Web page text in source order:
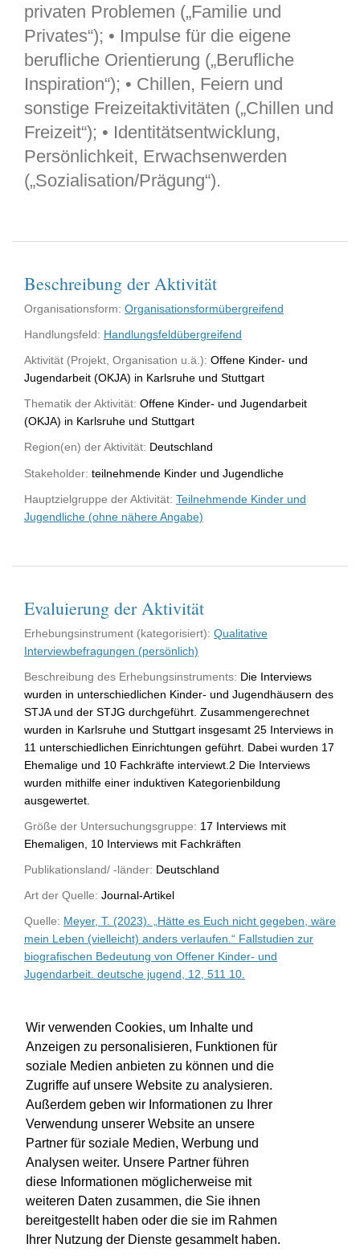
Wir verwenden Cookies, um Inhalte und
Anzeigen zu personalisieren, Funktionen für
soziale Medien anbieten zu können und die
Zugriffe auf unsere Website zu analysieren.
Außerdem geben wir Informationen zu Ihrer
Verwendung unserer Website an unsere
Partner für soziale Medien, Werbung und
Analysen weiter. Unsere Partner führen
diese Informationen möglicherweise mit
weiteren Daten zusammen, die Sie ihnen
bereitgestellt haben oder die sie im Rahmen
Ihrer Nutzung der Dienste gesammelt haben.
privaten Problemen („Familie und
Privates“); • Impulse für die eigene
berufliche Orientierung („Berufliche
Inspiration“); • Chillen, Feiern und
sonstige Freizeitaktivitäten („Chillen und
Freizeit“); • Identitätsentwicklung,
Persönlichkeit, Erwachsenwerden
(„Sozialisation/Prägung“).
Beschreibung der Aktivität
Organisationsform: Organisationsformübergreifend
Handlungsfeld: Handlungsfeldübergreifend
Aktivität (Projekt, Organisation u.ä.): Offene Kinder- und
Jugendarbeit (OKJA) in Karlsruhe und Stuttgart
Thematik der Aktivität: Offene Kinder- und Jugendarbeit
(OKJA) in Karlsruhe und Stuttgart
Region(en) der Aktivität: Deutschland
Stakeholder: teilnehmende Kinder und Jugendliche
Hauptzielgruppe der Aktivität: Teilnehmende Kinder und
Jugendliche (ohne nähere Angabe)
Evaluierung der Aktivität
Erhebungsinstrument (kategorisiert): Qualitative
Interviewbefragungen (persönlich)
Beschreibung des Erhebungsinstruments: Die Interviews
wurden in unterschiedlichen Kinder- und Jugendhäusern des
STJA und der STJG durchgeführt. Zusammengerechnet
wurden in Karlsruhe und Stuttgart insgesamt 25 Interviews in
11 unterschiedlichen Einrichtungen geführt. Dabei wurden 17
Ehemalige und 10 Fachkräfte interviewt.2 Die Interviews
wurden mithilfe einer induktiven Kategorienbildung
ausgewertet.
Größe der Untersuchungsgruppe: 17 Interviews mit
Ehemaligen, 10 Interviews mit Fachkräften
Publikationsland/ -länder: Deutschland
Art der Quelle: Journal-Artikel
Quelle: Meyer, T. (2023). „Hätte es Euch nicht gegeben, wäre
mein Leben (vielleicht) anders verlaufen.“ Fallstudien zur
biografischen Bedeutung von Offener Kinder- und
Jugendarbeit. deutsche jugend, 12, 511 10.
Impressum Kontakt Hilfe
Datenschutz
Barrierefreiheit